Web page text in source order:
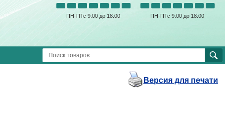
ПН-ПТс 9:00 до 18:00 ПН-ПТс 9:00 до 18:00
Версия для печати